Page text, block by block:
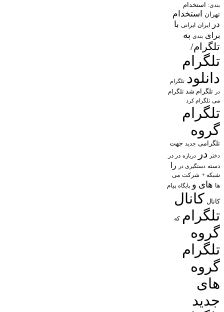
بندی: استخدام
تهران
استخدام
در
ایران ایرانی با
برای بندی به
تلگرام/
تلگرام
دانلود تلگرام
در تلگرام شد تلگرام
می تلگرام کرد
تلگرام
گروه
تلگرامی جدید جهت
دختر در درباره در در
دسته دستگیری در را
شبکه + شرکت می
ها های و پایگاه پیام
کانال کانال
تلگرام که
گروه
تلگرام
گروه
های
جدید